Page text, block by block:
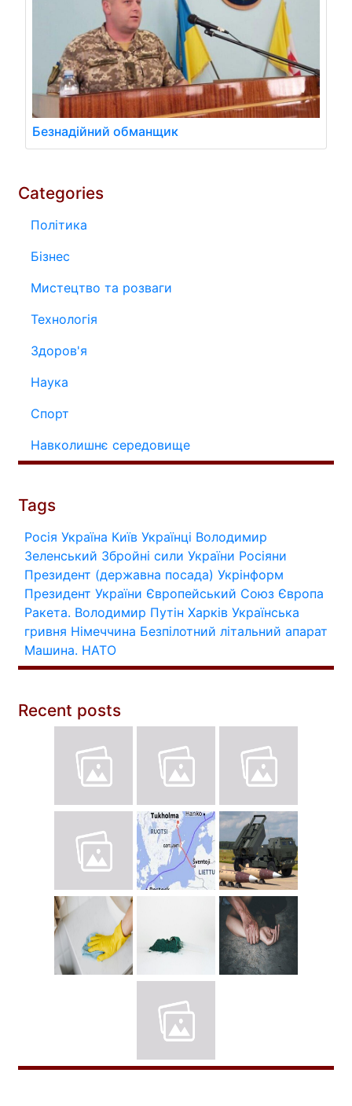
Безнадійний обманщик
Categories
Політика
Бізнес
Мистецтво та розваги
Технологія
Здоров'я
Наука
Спорт
Навколишнє середовище
Tags
Росія Україна Київ Українці Володимир
Зеленський Збройні сили України Росіяни
Президент (державна посада) Укрінформ
Президент України Європейський Союз Європа
Ракета. Володимир Путін Харків Українська
гривня Німеччина Безпілотний літальний апарат
Машина. НАТО
Recent posts